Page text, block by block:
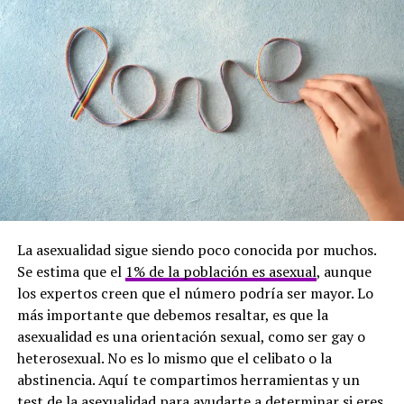
simplemente gotear o no producirse en absoluto.
Cirugías y tratamientos médicos:
Procedimientos como la prostatectomía radical
(extirpación de la próstata), cirugías de vejiga o
tratamientos para el cáncer testicular pueden
dañar los nervios y tejidos responsables de la
eyaculación. En estos casos, el orgasmo seco es
permanente.
Condiciones médicas: Enfermedades
neurológicas como la diabetes, esclerosis
múltiple o lesiones en la médula espinal también
pueden afectar la capacidad de eyacular, aunque
el placer del orgasmo siga presente.
Medicamentos: Muchos medicamentos que se
prescriben a personas mayores, como
antidepresivos, medicamentos para la
hipertensión, ansiolíticos o tratamientos para el
La asexualidad sigue siendo poco conocida por muchos.
Se estima que el 1% de la población es asexual, aunque
los expertos creen que el número podría ser mayor. Lo
más importante que debemos resaltar, es que la
asexualidad es una orientación sexual, como ser gay o
heterosexual. No es lo mismo que el celibato o la
abstinencia. Aquí te compartimos herramientas y un